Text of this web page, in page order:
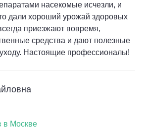
насекомые исчезли, и
дали хороший урожай здоровых
приезжают вовремя,
средства и дают полезные
Настоящие профессионалы!
в Москве